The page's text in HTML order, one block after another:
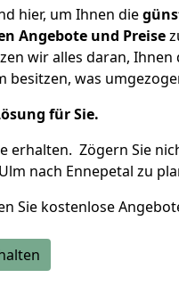
hier, um Ihnen die
Angebote und Preise
wir alles daran, Ihnen
besitzen, was
für Sie.
erhalten. Zögern Sie
nach Ennepetal zu
Sie kostenlose